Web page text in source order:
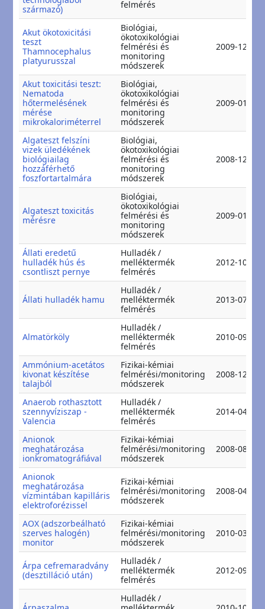
származó)
felmérés
Akut ökotoxicitási
teszt
Thamnocephalus
platyurusszal
Biológiai,
ökotoxikológiai
felmérési és
monitoring
módszerek
2009-12-20
Akut toxicitási teszt:
Nematoda
hőtermelésének
mérése
mikrokaloriméterrel
Biológiai,
ökotoxikológiai
felmérési és
monitoring
módszerek
2009-01-13
Algateszt felszíni
vizek üledékének
biológiailag
hozzáférhető
foszfortartalmára
Biológiai,
ökotoxikológiai
felmérési és
monitoring
módszerek
2008-12-09
Algateszt toxicitás
mérésre
Biológiai,
ökotoxikológiai
felmérési és
monitoring
módszerek
2009-01-19
Állati eredetű
hulladék hús és
csontliszt pernye
Hulladék /
melléktermék
felmérés
2012-10-28
Állati hulladék hamu
Hulladék /
melléktermék
felmérés
2013-07-29
Almatörköly
Hulladék /
melléktermék
felmérés
2010-09-14
Ammónium-acetátos
kivonat készítése
talajból
Fizikai-kémiai
felmérési/monitoring
módszerek
2008-12-17
Anaerob rothasztott
szennyvíziszap -
Valencia
Hulladék /
melléktermék
felmérés
2014-04-07
Anionok
meghatározása
ionkromatográfiával
Fizikai-kémiai
felmérési/monitoring
módszerek
2008-08-06
Anionok
meghatározása
vízmintában kapilláris
elektroforézissel
Fizikai-kémiai
felmérési/monitoring
módszerek
2008-04-09
AOX (adszorbeálható
szerves halogén)
monitor
Fizikai-kémiai
felmérési/monitoring
módszerek
2010-03-04
Árpa cefremaradvány
(desztilláció után)
Hulladék /
melléktermék
felmérés
2012-09-01
Hulladék /